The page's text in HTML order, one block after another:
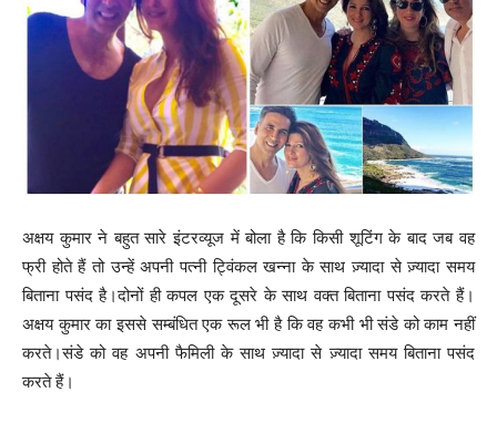
अक्षय कुमार ने बहुत सारे इंटरव्यूज में बोला है कि किसी शूटिंग के बाद जब वह
फ्री होते हैं तो उन्हें अपनी पत्नी ट्विंकल खन्ना के साथ ज़्यादा से ज़्यादा समय
बिताना पसंद है।दोनों ही कपल एक दूसरे के साथ वक्त बिताना पसंद करते हैं।
अक्षय कुमार का इससे सम्बंधित एक रूल भी है कि वह कभी भी संडे को काम नहीं
करते।संडे को वह अपनी फैमिली के साथ ज़्यादा से ज़्यादा समय बिताना पसंद
करते हैं।